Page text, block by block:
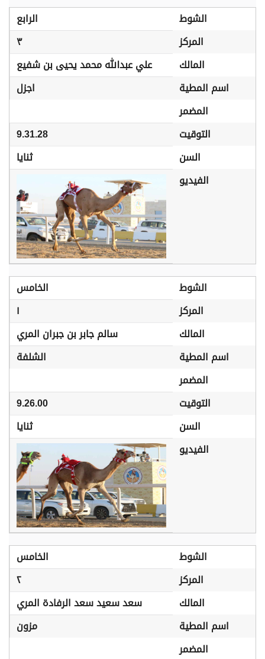
الشوط
الرابع
المركز
٣
المالك
علي عبدالله محمد يحيى بن شفيع
اسم المطية
اجزل
المضمر
التوقيت
9.31.28
السن
ثنايا
الفيديو
الشوط
الخامس
المركز
١
المالك
سالم جابر بن جبران المري
اسم المطية
الشلفة
المضمر
التوقيت
9.26.00
السن
ثنايا
الفيديو
الشوط
الخامس
المركز
٢
المالك
سعد سعيد سعد الرفادة المري
اسم المطية
مزون
المضمر